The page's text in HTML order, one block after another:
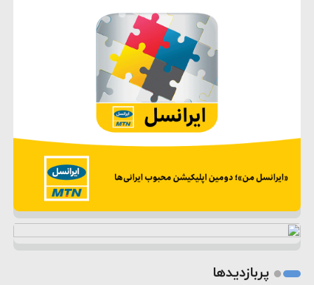
پربازدیدها